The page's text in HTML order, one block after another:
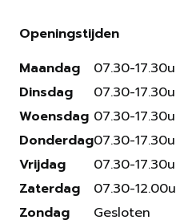
Openingstijden
Maandag
Dinsdag
Woensdag
Donderdag
Vrijdag
Zaterdag
Zondag
07.30-17.30u
07.30-17.30u
07.30-17.30u
07.30-17.30u
07.30-17.30u
07.30-12.00u
Gesloten